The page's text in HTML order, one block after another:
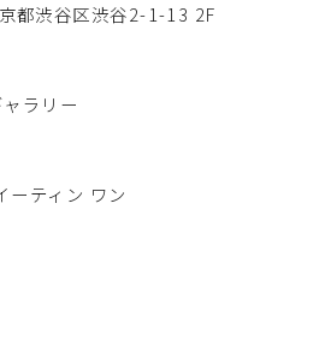
都渋谷区渋谷2-1-13 2F
ラリー
ティン ワン